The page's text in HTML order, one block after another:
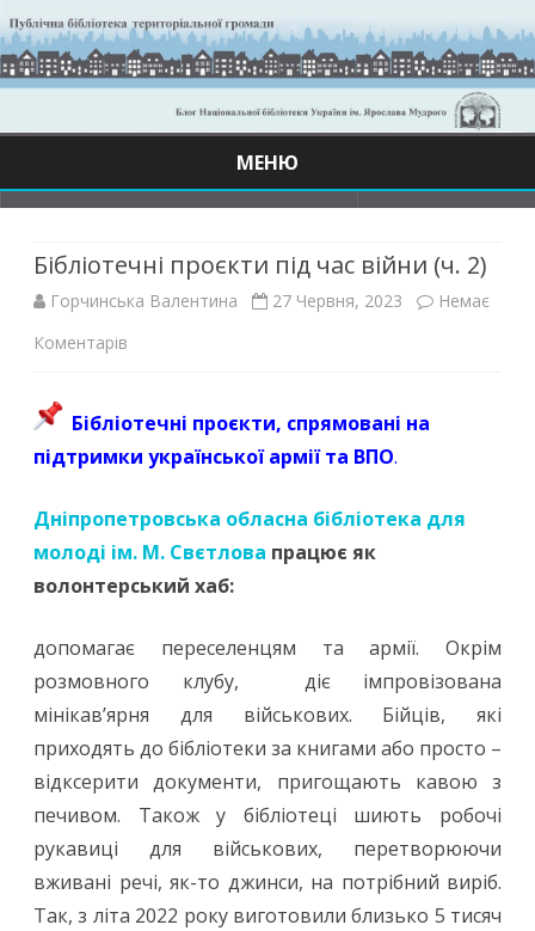
МЕНЮ
Бібліотечні проєкти під час війни (ч. 2)
Горчинська Валентина 27 Червня, 2023
Немає
Коментарів
проєкти
під
війни
(ч.
Бібліотечні проєкти, спрямовані на
підтримки української армії та ВПО.
Дніпропетровська обласна бібліотека для
молоді ім. М. Свєтлова працює як
волонтерський хаб:
допомагає переселенцям та армії. Окрім
розмовного клубу, діє імпровізована
мінікав’ярня для військових. Бійців, які
приходять до бібліотеки за книгами або просто –
відксерити документи, пригощають кавою з
печивом. Також у бібліотеці шиють робочі
рукавиці для військових, перетворюючи
вживані речі, як-то джинси, на потрібний виріб.
Так, з літа 2022 року виготовили близько 5 тисяч